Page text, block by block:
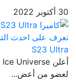
30 أكتوبر 2022
S23 Ultra
لعضو من أعض...